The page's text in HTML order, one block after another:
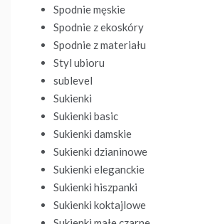
Spodnie męskie
Spodnie z ekoskóry
Spodnie z materiału
Styl ubioru
sublevel
Sukienki
Sukienki basic
Sukienki damskie
Sukienki dzianinowe
Sukienki eleganckie
Sukienki hiszpanki
Sukienki koktajlowe